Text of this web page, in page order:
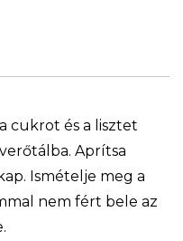
cukrot és a lisztet
Aprítsa
Ismételje meg a
nem fért bele az